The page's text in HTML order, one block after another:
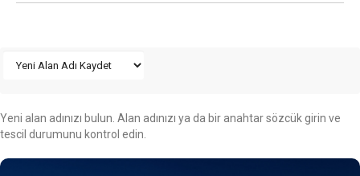
Yeni alan adınızı bulun. Alan adınızı ya da bir anahtar sözcük girin ve
tescil durumunu kontrol edin.